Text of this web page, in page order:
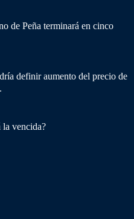
de Peña terminará en cinco
definir aumento del precio de
la vencida?